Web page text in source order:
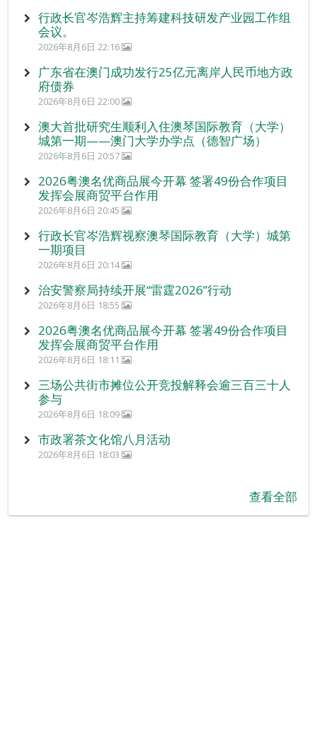
行政长官岑浩辉主持筹建科技研发产业园工作组
会议。
2026年8月6日 22:16
广东省在澳门成功发行25亿元离岸人民币地方政
府债券
2026年8月6日 22:00
澳大首批研究生顺利入住澳琴国际教育（大学）
城第一期——澳门大学办学点（德智广场）
2026年8月6日 20:57
2026粤澳名优商品展今开幕 签署49份合作项目
发挥会展商贸平台作用
2026年8月6日 20:45
行政长官岑浩辉视察澳琴国际教育（大学）城第
一期项目
2026年8月6日 20:14
治安警察局持续开展“雷霆2026”行动
2026年8月6日 18:55
2026粤澳名优商品展今开幕 签署49份合作项目
发挥会展商贸平台作用
2026年8月6日 18:11
三场公共街市摊位公开竞投解释会逾三百三十人
参与
2026年8月6日 18:09
市政署茶文化馆八月活动
2026年8月6日 18:03
查看全部